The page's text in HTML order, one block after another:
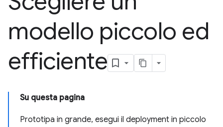
modello piccolo ed
efficiente
Su questa pagina
Prototipa in grande, esegui il deployment in piccolo